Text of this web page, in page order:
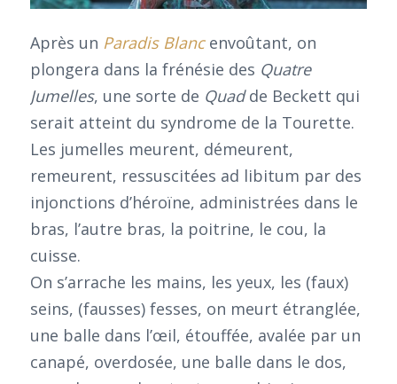
Après un Paradis Blancenvoûtant, on
plongera dans la frénésie des Quatre
Jumelles, une sorte de Quadde Beckett qui
serait atteint du syndrome de la Tourette.
Les jumelles meurent, démeurent,
remeurent, ressuscitées ad libitum par des
injonctions d’héroïne, administrées dans le
bras, l’autre bras, la poitrine, le cou, la
cuisse.
On s’arrache les mains, les yeux, les (faux)
seins, (fausses) fesses, on meurt étranglée,
une balle dans l’œil, étouffée, avalée par un
canapé, overdosée, une balle dans le dos,